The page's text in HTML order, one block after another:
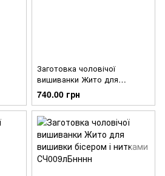
Заготовка чоловічої
вишиванки Жито для
вишивки бісером і нитками
СЧ009хМнннн
740.00 грн